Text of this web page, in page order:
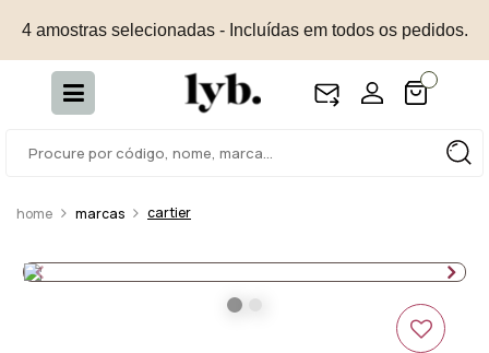
4 amostras selecionadas - Incluídas em todos os pedidos.
marcas cartier